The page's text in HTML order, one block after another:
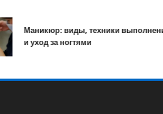
Маникюр: виды, техники выполнения
и уход за ногтями